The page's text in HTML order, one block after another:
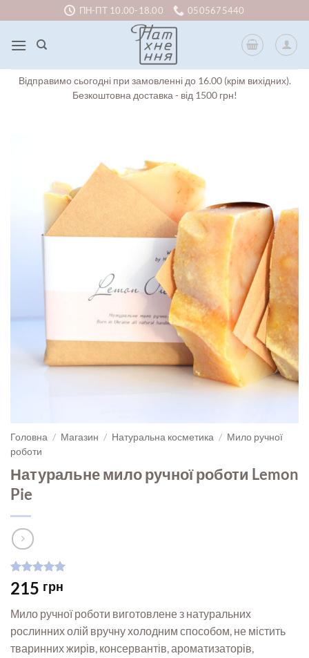
to
content
ПН-ПТ 10.00-18.00 0505675440
Відправимо сьогодні при замовленні до 16.00 (крім вихідних).
Безкоштовна доставка - від 1500 грн!
Головна / Магазин / Натуральна косметика / Мило ручної
роботи
Натуральне мило ручної роботи Lemon
Pie
Рейтинг5
з 5 на
опитування
1
покупця
215 грн
Мило ручної роботи виготовлене з натуральних
рослинних олій вручну холодним способом, не містить
тваринних жирів, консервантів, ароматизаторів,